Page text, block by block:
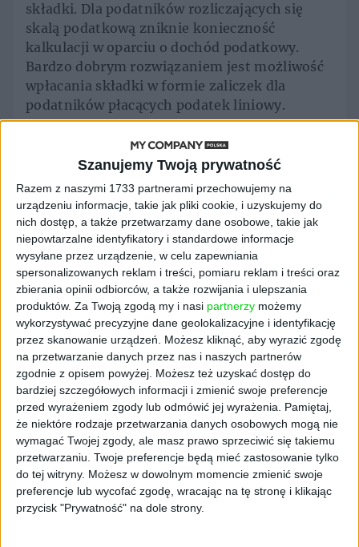
Szanujemy Twoją prywatność
Razem z naszymi 1733 partnerami przechowujemy na
urządzeniu informacje, takie jak pliki cookie, i uzyskujemy do
nich dostęp, a także przetwarzamy dane osobowe, takie jak
niepowtarzalne identyfikatory i standardowe informacje
wysyłane przez urządzenie, w celu zapewniania
spersonalizowanych reklam i treści, pomiaru reklam i treści oraz
zbierania opinii odbiorców, a także rozwijania i ulepszania
produktów. Za Twoją zgodą my i nasi partnerzy możemy
wykorzystywać precyzyjne dane geolokalizacyjne i identyfikację
przez skanowanie urządzeń. Możesz kliknąć, aby wyrazić zgodę
na przetwarzanie danych przez nas i naszych partnerów
zgodnie z opisem powyżej. Możesz też uzyskać dostęp do
bardziej szczegółowych informacji i zmienić swoje preferencje
przed wyrażeniem zgody lub odmówić jej wyrażenia. Pamiętaj,
że niektóre rodzaje przetwarzania danych osobowych mogą nie
wymagać Twojej zgody, ale masz prawo sprzeciwić się takiemu
przetwarzaniu. Twoje preferencje będą mieć zastosowanie tylko
do tej witryny. Możesz w dowolnym momencie zmienić swoje
preferencje lub wycofać zgodę, wracając na tę stronę i klikając
przycisk "Prywatność" na dole strony.
składki. Dla podatników rozliczających się
skalą podatkową zniknie konieczność
kalkulacji w oparciu o dochód podatkowy.
Bardzo dobrym rozwiązaniem jest możliwość
wpłacania składki w formie zaliczek dla
podatników płacących podatek liniowy.
Przedsiębiorcy rozliczający się według skali
podatkowej wracają do niskiej i stałej składki
zdrowotnej wynoszącej 9% minimalnego
wynagrodzenia, w warunkach 2024 r. byłoby
to 286,33 zł miesięcznie wobec 381,78 zł
obecnie, w 2025 r. będzie to ok. 310 zł.
Istotnie skorzystają także przedsiębiorcy na
podatku liniowym, którzy zapłacą w 2025 r.
stałą składkę wynoszącą ok. 310 zł do kwoty
dochodu wynoszącego dwukrotność
przeciętnego wynagrodzenia tj. ok 16 tys. zł.
Od dochodu przekraczającego dwukrotność
przeciętnego wynagrodzenia składka będzie
wynosić 4,9% od dochodu. Przedsiębiorcy ci
będą mogli wpłacać stałą stawkę składki na
wzór zaliczek uproszczonych w podatku
dochodowym.
Rozliczający się ryczałtem od przychodów
ewidencjonowanych także zapłacą 310 zł,